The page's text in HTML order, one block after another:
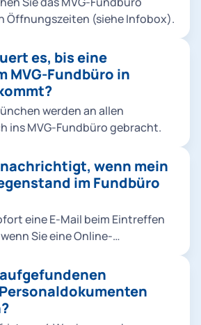
Öffnungszeiten (siehe Infobox).
es, bis eine
MVG-Fundbüro in
werden an allen
ins MVG-Fundbüro gebracht.
wenn mein
im Fundbüro
eine E-Mail beim Eintreffen
Sie eine Online-